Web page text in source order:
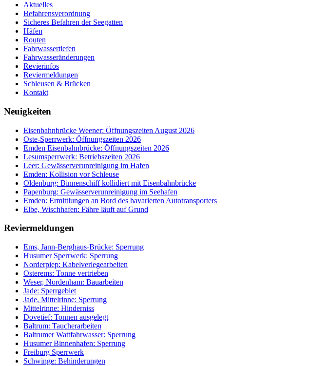
Aktuelles
Befahrensverordnung
Sicheres Befahren der Seegatten
Häfen
Routen
Fahrwassertiefen
Fahrwasseränderungen
Revierinfos
Reviermeldungen
Schleusen & Brücken
Kontakt
Neuigkeiten
Eisenbahnbrücke Weener: Öffnungszeiten August 2026
Oste-Sperrwerk: Öffnungszeiten 2026
Emden Eisenbahnbrücke: Öffnungszeiten 2026
Lesumsperrwerk: Betriebszeiten 2026
Leer: Gewässerverunreinigung im Hafen
Emden: Kollision vor Schleuse
Oldenburg: Binnenschiff kollidiert mit Eisenbahnbrücke
Papenburg: Gewässerverunreinigung im Seehafen
Emden: Ermittlungen an Bord des havarierten Autotransporters
Elbe, Wischhafen: Fähre läuft auf Grund
Reviermeldungen
Ems, Jann-Berghaus-Brücke: Sperrung
Husumer Sperrwerk: Sperrung
Norderpiep: Kabelverlegearbeiten
Osterems: Tonne vertrieben
Weser, Nordenham: Bauarbeiten
Jade: Sperrgebiet
Jade, Mittelrinne: Sperrung
Mittelrinne: Hinderniss
Dovetief: Tonnen ausgelegt
Baltrum: Taucherarbeiten
Baltrumer Wattfahrwasser: Sperrung
Husumer Binnenhafen: Sperrung
Freiburg Sperrwerk
Schwinge: Behinderungen